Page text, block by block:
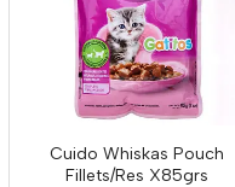
Cuido Whiskas Pouch
Fillets/Res X85grs